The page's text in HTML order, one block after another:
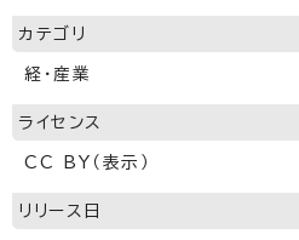
カテゴリ
経・産業
ライセンス
CC BY（表示）
リリース日